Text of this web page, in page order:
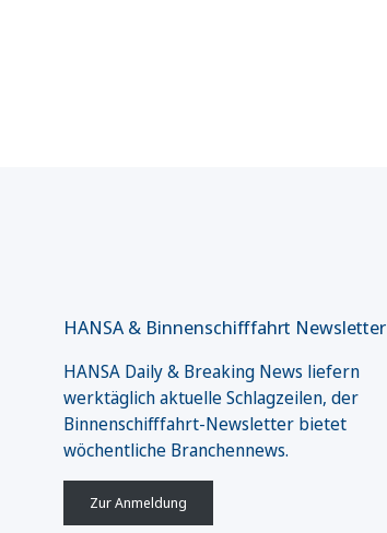
HANSA & Binnenschifffahrt Newsletter
HANSA Daily & Breaking News liefern
werktäglich aktuelle Schlagzeilen, der
Binnenschifffahrt-Newsletter bietet
wöchentliche Branchennews.
Zur Anmeldung